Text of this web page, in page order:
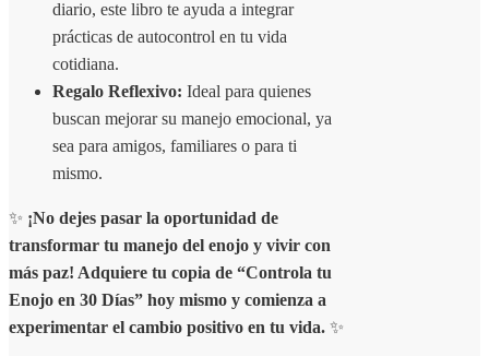
diario, este libro te ayuda a integrar
prácticas de autocontrol en tu vida
cotidiana.
Regalo Reflexivo: Ideal para quienes
buscan mejorar su manejo emocional, ya
sea para amigos, familiares o para ti
mismo.
✨ ¡No dejes pasar la oportunidad de
transformar tu manejo del enojo y vivir con
más paz! Adquiere tu copia de “Controla tu
Enojo en 30 Días” hoy mismo y comienza a
experimentar el cambio positivo en tu vida. ✨